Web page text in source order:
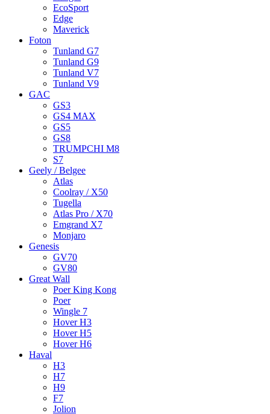
EcoSport
Edge
Maverick
Foton
Tunland G7
Tunland G9
Tunland V7
Tunland V9
GAC
GS3
GS4 MAX
GS5
GS8
TRUMPCHI M8
S7
Geely / Belgee
Atlas
Coolray / X50
Tugella
Atlas Pro / X70
Emgrand X7
Monjaro
Genesis
GV70
GV80
Great Wall
Poer King Kong
Poer
Wingle 7
Hover H3
Hover H5
Hover H6
Haval
H3
H7
H9
F7
Jolion